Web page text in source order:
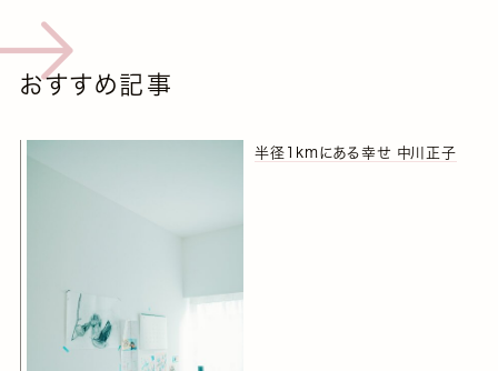
おすすめ記事
半径1kmにある幸せ 中川正子